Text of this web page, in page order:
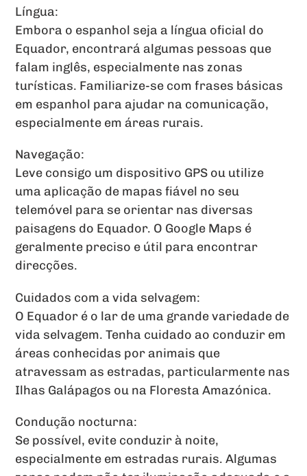
Língua:
Embora o espanhol seja a língua oficial do
Equador, encontrará algumas pessoas que
falam inglês, especialmente nas zonas
turísticas. Familiarize-se com frases básicas
em espanhol para ajudar na comunicação,
especialmente em áreas rurais.
Navegação:
Leve consigo um dispositivo GPS ou utilize
uma aplicação de mapas fiável no seu
telemóvel para se orientar nas diversas
paisagens do Equador. O Google Maps é
geralmente preciso e útil para encontrar
direcções.
Cuidados com a vida selvagem:
O Equador é o lar de uma grande variedade de
vida selvagem. Tenha cuidado ao conduzir em
áreas conhecidas por animais que
atravessam as estradas, particularmente nas
Ilhas Galápagos ou na Floresta Amazónica.
Condução nocturna:
Se possível, evite conduzir à noite,
especialmente em estradas rurais. Algumas